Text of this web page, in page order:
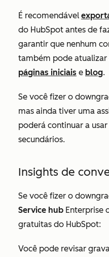
É recomendável
do HubSpot antes de
garantir que nenhum
também pode atualizar
páginas iniciais e blog.
Se você fizer o
mas ainda tiver uma
poderá continuar a
secundários.
Insights de
Se você fizer o
Service hub Enterprise
gratuitas do HubSpot:
Você pode revisar